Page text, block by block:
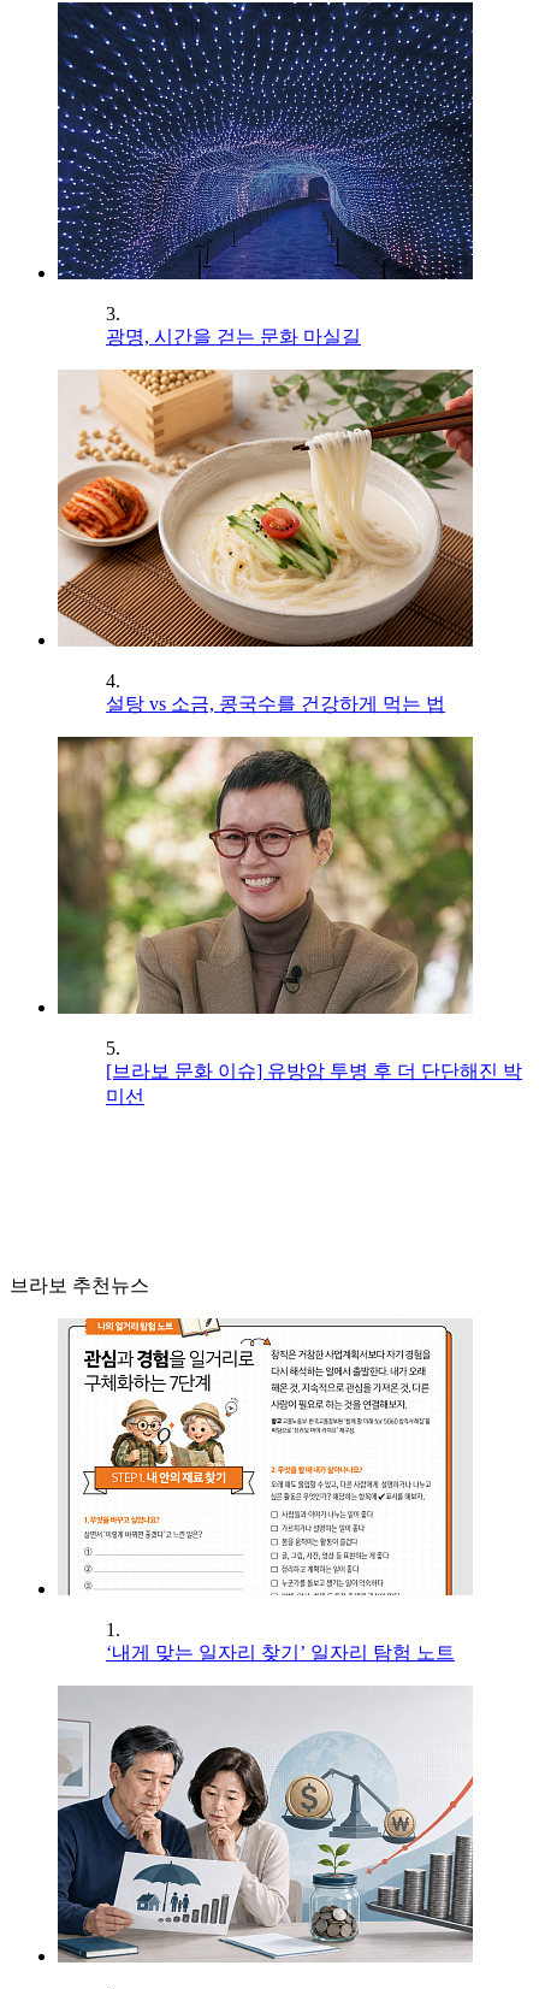
3.
광명, 시간을 걷는 문화 마실길
4.
설탕 vs 소금, 콩국수를 건강하게 먹는 법
5.
[브라보 문화 이슈] 유방암 투병 후 더 단단해진 박
미선
브라보 추천뉴스
1.
‘내게 맞는 일자리 찾기’ 일자리 탐험 노트